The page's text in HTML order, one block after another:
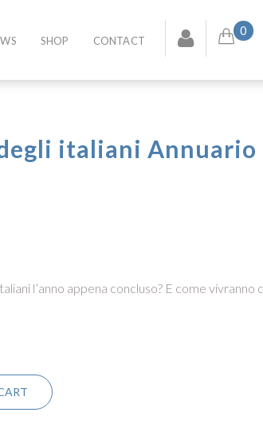
SHOP CONTACT
0
degli italiani Annuario
l’anno appena concluso? E come vivranno